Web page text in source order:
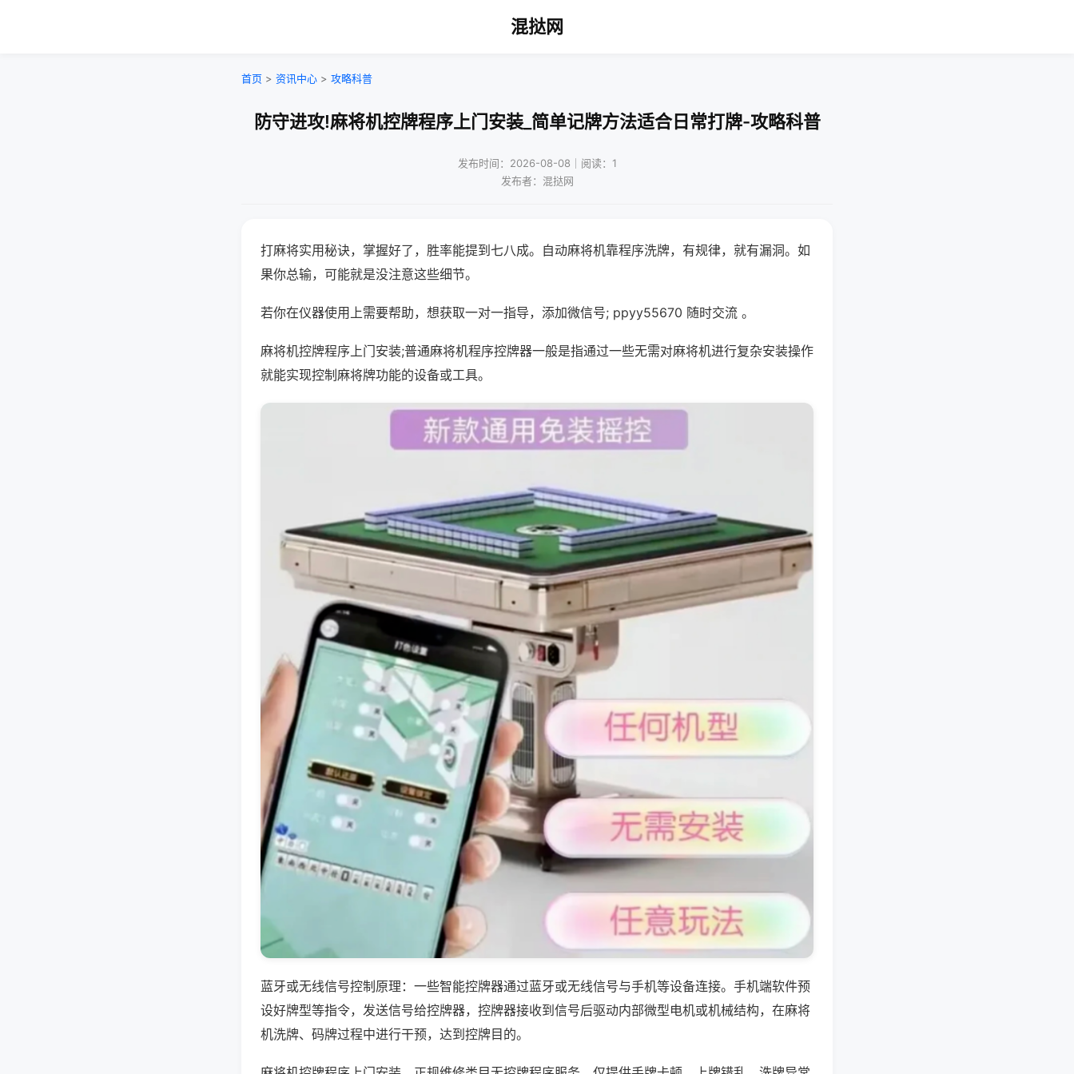
混挞网
首页 > 资讯中心 > 攻略科普
防守进攻!麻将机控牌程序上门安装_简单记牌方法适合日常打牌-攻略科普
发布时间：2026-08-08｜阅读：1
发布者：混挞网
打麻将实用秘诀，掌握好了，胜率能提到七八成。自动麻将机靠程序洗牌，有规律，就有漏洞。如
果你总输，可能就是没注意这些细节。
若你在仪器使用上需要帮助，想获取一对一指导，添加微信号; ppyy55670 随时交流 。
麻将机控牌程序上门安装;普通麻将机程序控牌器一般是指通过一些无需对麻将机进行复杂安装操作
就能实现控制麻将牌功能的设备或工具。
蓝牙或无线信号控制原理：一些智能控牌器通过蓝牙或无线信号与手机等设备连接。手机端软件预
设好牌型等指令，发送信号给控牌器，控牌器接收到信号后驱动内部微型电机或机械结构，在麻将
机洗牌、码牌过程中进行干预，达到控牌目的。